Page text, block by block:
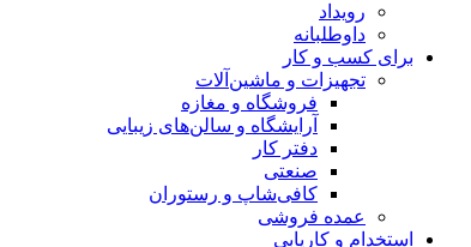
رویداد
داوطلبانه
برای کسب و کار
تجهیزات و ماشین‌آلات
فروشگاه و مغازه
آرایشگاه و سالن‌های زیبایی
دفتر کار
صنعتی
کافی‌شاپ و رستوران
عمده فروشی
استخدام و کاریابی